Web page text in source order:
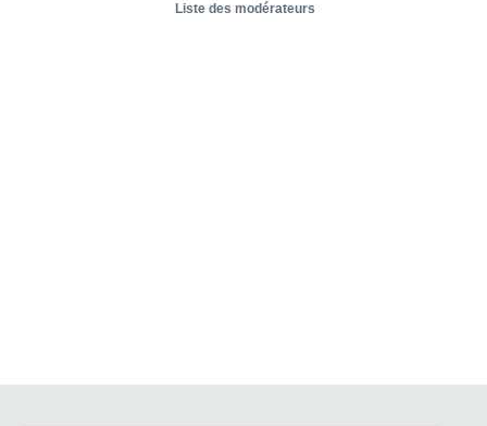
Liste des modérateurs